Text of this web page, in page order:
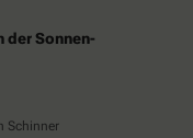
der Sonnen-
Schinner